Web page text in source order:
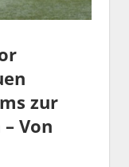
zur
Von